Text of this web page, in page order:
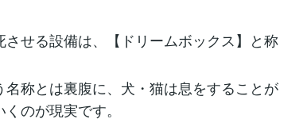
せる設備は、【ドリームボックス】と称
称とは裏腹に、犬・猫は息をすることが
のが現実です。